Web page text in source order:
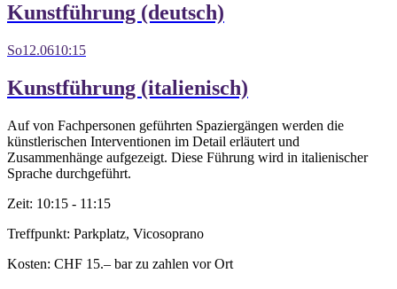
Kunstführung (deutsch)
So12.0610:15
Kunstführung (italienisch)
Auf von Fachpersonen geführten Spaziergängen werden die
künstlerischen Interventionen im Detail erläutert und
Zusammenhänge aufgezeigt. Diese Führung wird in italienischer
Sprache durchgeführt.
Zeit: 10:15 - 11:15
Treffpunkt: Parkplatz, Vicosoprano
Kosten: CHF 15.– bar zu zahlen vor Ort